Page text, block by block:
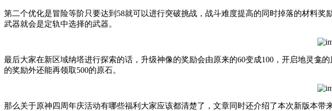
第二个优化是冒险等阶只要达到58就可以进行突破挑战，战斗难度提高的同时掉落的材料
武器就会是定轨中选择的武器。
最后大家在新区域纳塔进行探索的话，升级神像的奖励会由原来的60变成100，开启地灵龛
的奖励外还能再领取500的原石。
那么关于原神四周年庆活动有哪些福利大家应该都清楚了，文章同时还介绍了本次新版本